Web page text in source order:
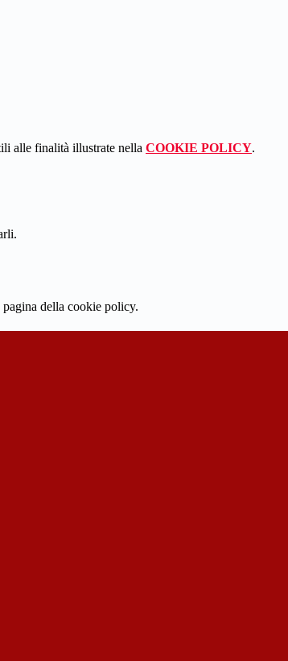
alle finalità illustrate nella COOKIE POLICY.
della cookie policy.